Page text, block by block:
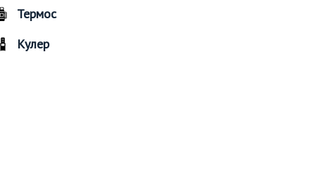
Термос
Кулер